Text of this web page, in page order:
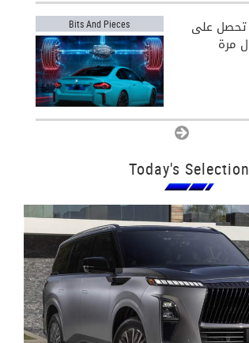
Bits And Pieces بي إم دبليو M2 تحصل على
Today's Selection